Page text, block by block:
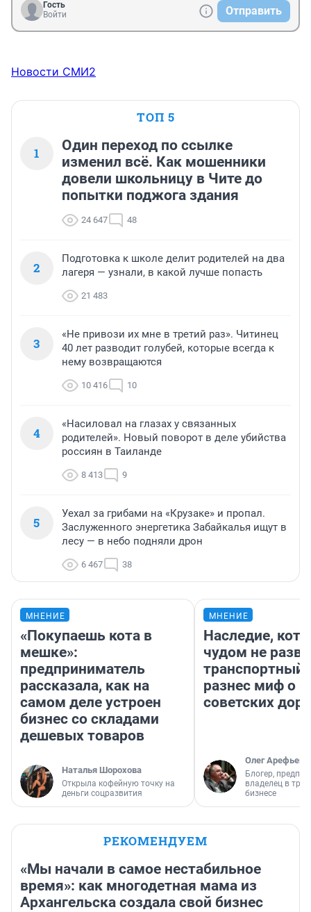
Гость
Войти
Отправить
Новости СМИ2
ТОП 5
1
Один переход по ссылке
изменил всё. Как мошенники
довели школьницу в Чите до
попытки поджога здания
24 647 48
2
Подготовка к школе делит родителей на два
лагеря — узнали, в какой лучше попасть
21 483
3
«Не привози их мне в третий раз». Читинец
40 лет разводит голубей, которые всегда к
нему возвращаются
10 416 10
4
«Насиловал на глазах у связанных
родителей». Новый поворот в деле убийства
россиян в Таиланде
8 413 9
5
Уехал за грибами на «Крузаке» и пропал.
Заслуженного энергетика Забайкалья ищут в
лесу — в небо подняли дрон
6 467 38
МНЕНИЕ
«Покупаешь кота в
мешке»:
предприниматель
рассказала, как на
самом деле устроен
бизнес со складами
дешевых товаров
Наталья Шорохова
Открыла кофейную точку на
деньги соцразвития
МНЕНИЕ
Наследие,
чудом не
транспортный
разнес миф о
советских
Олег Арефьев
Блогер,
владелец в
бизнесе
РЕКОМЕНДУЕМ
«Мы начали в самое нестабильное
время»: как многодетная мама из
Архангельска создала свой бизнес